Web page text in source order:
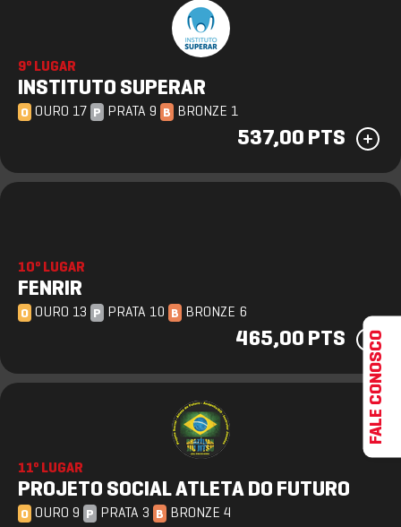
9º LUGAR
INSTITUTO SUPERAR
O OURO 17 P PRATA 9 B BRONZE 1
537,00 PTS
10º LUGAR
FENRIR
O OURO 13 P PRATA 10 B BRONZE 6
465,00 PTS
11º LUGAR
PROJETO SOCIAL ATLETA DO FUTURO
O OURO 9 P PRATA 3 B BRONZE 4
FALE CONOSCO